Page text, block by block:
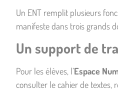
Un ENT remplit plusieurs
manifeste dans trois grands
Un support de
Pour les élèves, l’Espace
consulter le cahier de textes,